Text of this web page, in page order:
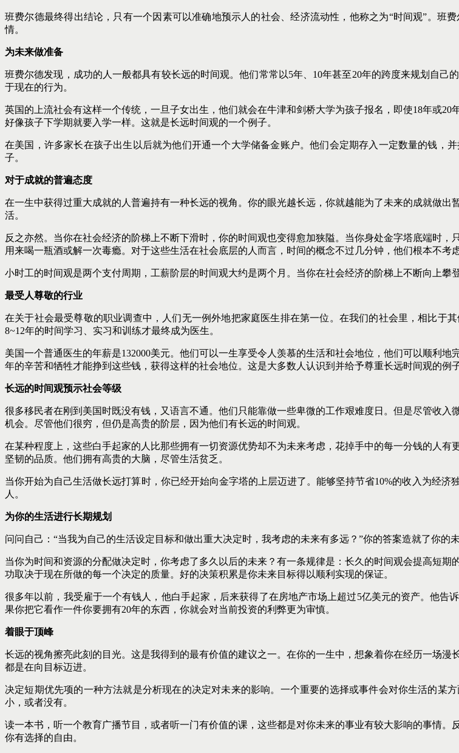
班费尔德最终得出结论，只有一个因素可以准确地预示人的社会、经济流动性，他称之为“时间观”。班
情。
为未来做准备
班费尔德发现，成功的人一般都具有较长远的时间观。他们常常以5年、10年甚至20年的跨度来规划自
于现在的行为。
英国的上流社会有这样一个传统，一旦子女出生，他们就会在牛津和剑桥大学为孩子报名，即使18年或
好像孩子下学期就要入学一样。这就是长远时间观的一个例子。
在美国，许多家长在孩子出生以后就为他们开通一个大学储备金账户。他们会定期存入一定数量的钱，
子。
对于成就的普遍态度
在一生中获得过重大成就的人普遍持有一种长远的视角。你的眼光越长远，你就越能为了未来的成就做
活。
反之亦然。当你在社会经济的阶梯上不断下滑时，你的时间观也变得愈加狭隘。当你身处金字塔底端时
用来喝一瓶酒或解一次毒瘾。对于这些生活在社会底层的人而言，时间的概念不过几分钟，他们根本不考
小时工的时间观是两个支付周期，工薪阶层的时间观大约是两个月。当你在社会经济的阶梯上不断向上攀
最受人尊敬的行业
在关于社会最受尊敬的职业调查中，人们无一例外地把家庭医生排在第一位。在我们的社会里，相比于
8~12年的时间学习、实习和训练才最终成为医生。
美国一个普通医生的年薪是132000美元。他们可以一生享受令人羡慕的生活和社会地位，他们可以顺利
年的辛苦和牺牲才能挣到这些钱，获得这样的社会地位。这是大多数人认识到并给予尊重长远时间观的例子
长远的时间观预示社会等级
很多移民者在刚到美国时既没有钱，又语言不通。他们只能靠做一些卑微的工作艰难度日。但是尽管收
机会。尽管他们很穷，但仍是高贵的阶层，因为他们有长远的时间观。
在某种程度上，这些白手起家的人比那些拥有一切资源优势却不为未来考虑，花掉手中的每一分钱的人
坚韧的品质。他们拥有高贵的大脑，尽管生活贫乏。
当你开始为自己生活做长远打算时，你已经开始向金字塔的上层迈进了。能够坚持节省10%的收入为经
人。
为你的生活进行长期规划
问问自己：“当我为自己的生活设定目标和做出重大决定时，我考虑的未来有多远？”你的答案造就了你的未
当你为时间和资源的分配做决定时，你考虑了多久以后的未来？有一条规律是：长久的时间观会提高短
功取决于现在所做的每一个决定的质量。好的决策积累是你未来目标得以顺利实现的保证。
很多年以前，我受雇于一个有钱人，他白手起家，后来获得了在房地产市场上超过5亿美元的资产。他
果你把它看作一件你要拥有20年的东西，你就会对当前投资的利弊更为审慎。
着眼于顶峰
长远的视角擦亮此刻的目光。这是我得到的最有价值的建议之一。在你的一生中，想象着你在经历一场
都是在向目标迈进。
决定短期优先项的一种方法就是分析现在的决定对未来的影响。一个重要的选择或事件会对你生活的某
小，或者没有。
读一本书，听一个教育广播节目，或者听一门有价值的课，这些都是对你未来的事业有较大影响的事情
你有选择的自由。